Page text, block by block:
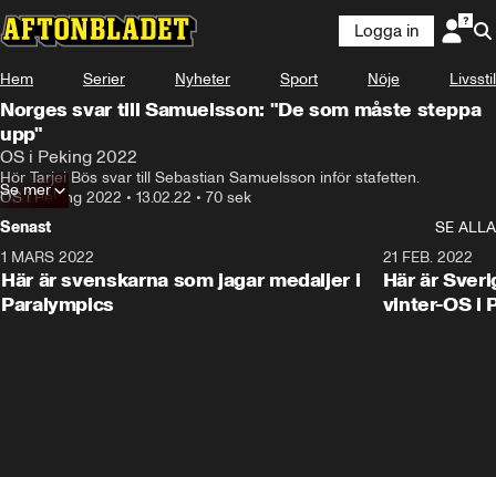
Logga in
Hem Serier Nyheter Sport Nöje Livsstil
Norges svar till Samuelsson: "De som måste steppa
upp"
OS i Peking 2022
Hör Tarjei Bös svar till Sebastian Samuelsson inför stafetten.
OS i Peking 2022 • 13.02.22 • 70 sek
Se mer
Senast
SE ALLA
1 MARS 2022
Här är svenskarna som jagar medaljer i
Paralympics
21 FEB. 2022
Här är
vinter-OS i